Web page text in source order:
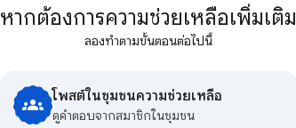
หากต้องการความช่วยเหลือเพิ่มเติม
ลองทำตามขั้นตอนต่อไปนี้
โพสต์ในชุมชนความช่วยเหลือ
ดูคําตอบจากสมาชิกในชุมชน